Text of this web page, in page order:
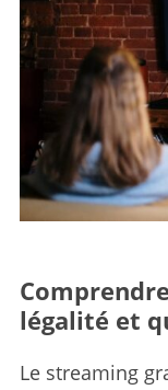
légalité et
Le streaming